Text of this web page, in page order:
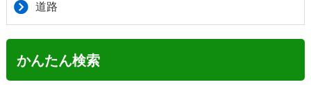
道路
かんたん検索